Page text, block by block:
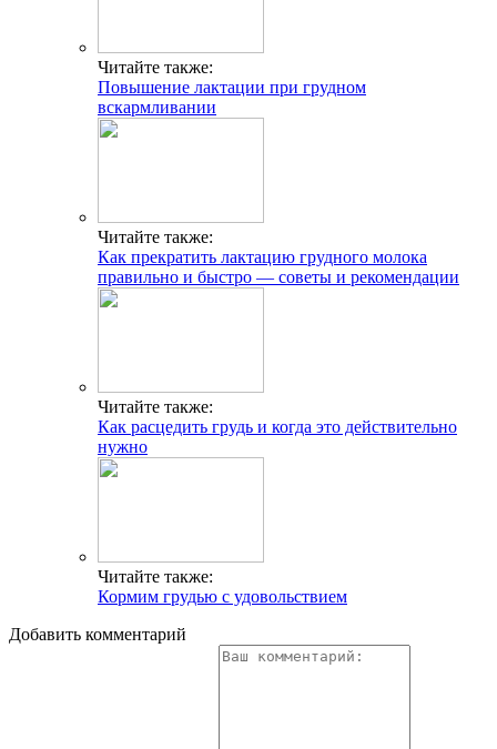
Читайте также:
Повышение лактации при грудном
вскармливании
Читайте также:
Как прекратить лактацию грудного молока
правильно и быстро — советы и рекомендации
Читайте также:
Как расцедить грудь и когда это действительно
нужно
Читайте также:
Кормим грудью с удовольствием
Добавить комментарий